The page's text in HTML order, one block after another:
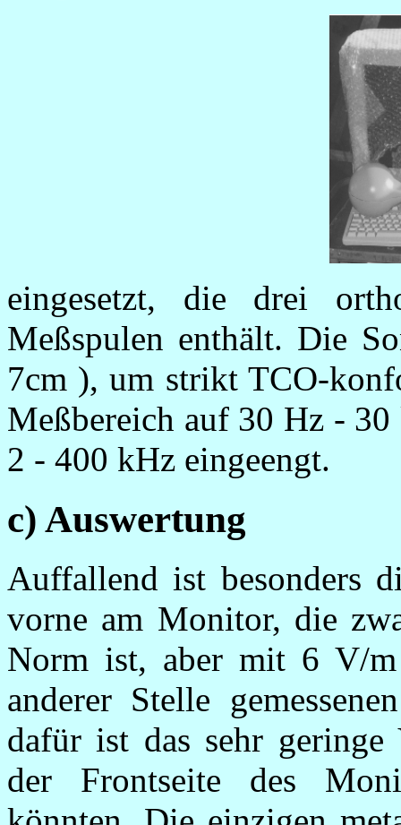
eingesetzt, die drei
Meßspulen enthält. Die
7cm ), um strikt TCO-
Meßbereich auf 30 Hz - 30
2 - 400 kHz eingeengt.
c) Auswertung
Auffallend ist besonders
vorne am Monitor, die
Norm ist, aber mit 6 V/
anderer Stelle
dafür ist das sehr
der Frontseite des